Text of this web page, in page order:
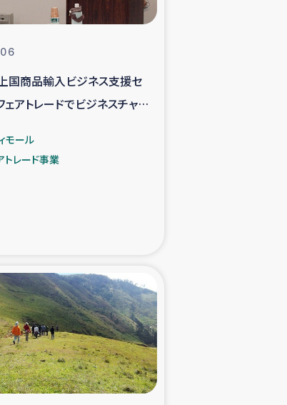
緊急支援
植林活動
ック
動
国商品輸入ビジネス支援セ
ェアトレードでビジネスチャン
モール
トレード事業